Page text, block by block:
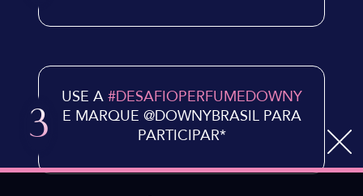
3
USE A #DESAFIOPERFUMEDOWNY
E MARQUE @DOWNYBRASIL PARA
PARTICIPAR*